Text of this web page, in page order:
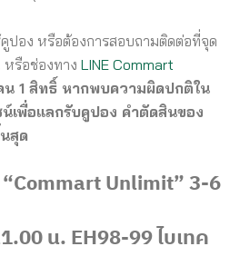
ปอง หรือต้องการสอบถามติดต่อที่จุด
รือช่องทาง LINE Commart
น 1 สิทธิ์ หากพบความผิดปกติใน
น์เพื่อแลกรับคูปอง คำตัดสินของ
สุด
“Commart Unlimit” 3-6
น. EH98-99ไบเทค